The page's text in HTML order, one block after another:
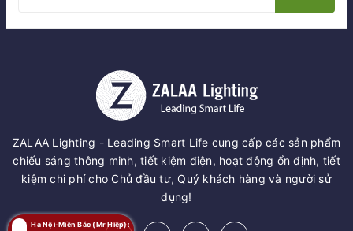
ZALAA Lighting - Leading Smart Life cung cấp các sản phẩm
chiếu sáng thông minh, tiết kiệm điện, hoạt động ổn định, tiết
kiệm chi phí cho Chủ đầu tư, Quý khách hàng và người sử
dụng!
Hà Nội-Miền Bắc (Mr Hiệp):